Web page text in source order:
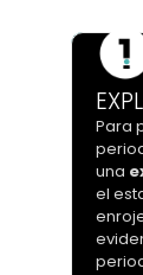
Para
una
el
Para
una
el